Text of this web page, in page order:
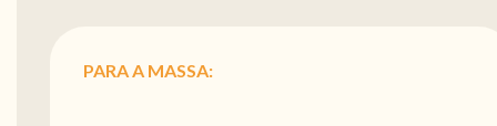
PARA A MASSA: